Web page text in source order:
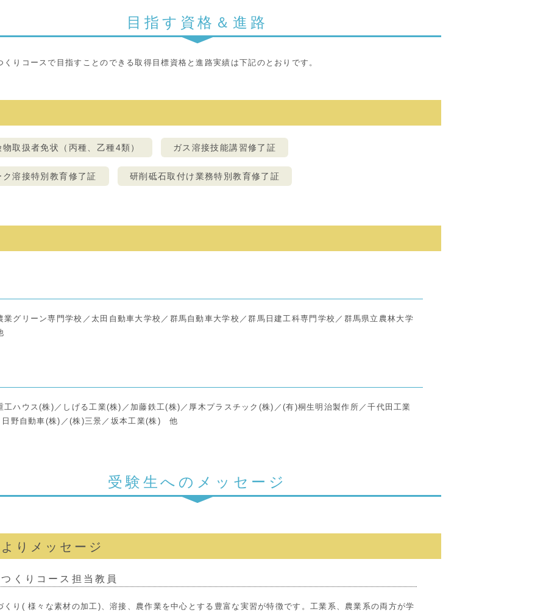
目指す資格＆進路
くりコースで目指すことのできる取得目標資格と進路実績は下記のとおりです。
物取扱者免状（丙種、乙種4類） ガス溶接技能講習修了証
ク溶接特別教育修了証 研削砥石取付け業務特別教育修了証
業グリーン専門学校／太田自動車大学校／群馬自動車大学校／群馬日建工科専門学校／群馬県立農林大学
工ハウス(株)／しげる工業(株)／加藤鉄工(株)／厚木プラスチック(株)／(有)桐生明治製作所／千代田工業
日野自動車(株)／(株)三景／坂本工業(株) 他
受験生へのメッセージ
りメッセージ
くりコース担当教員
くり( 様々な素材の加工)、溶接、農作業を中心とする豊富な実習が特徴です。工業系、農業系の両方が学